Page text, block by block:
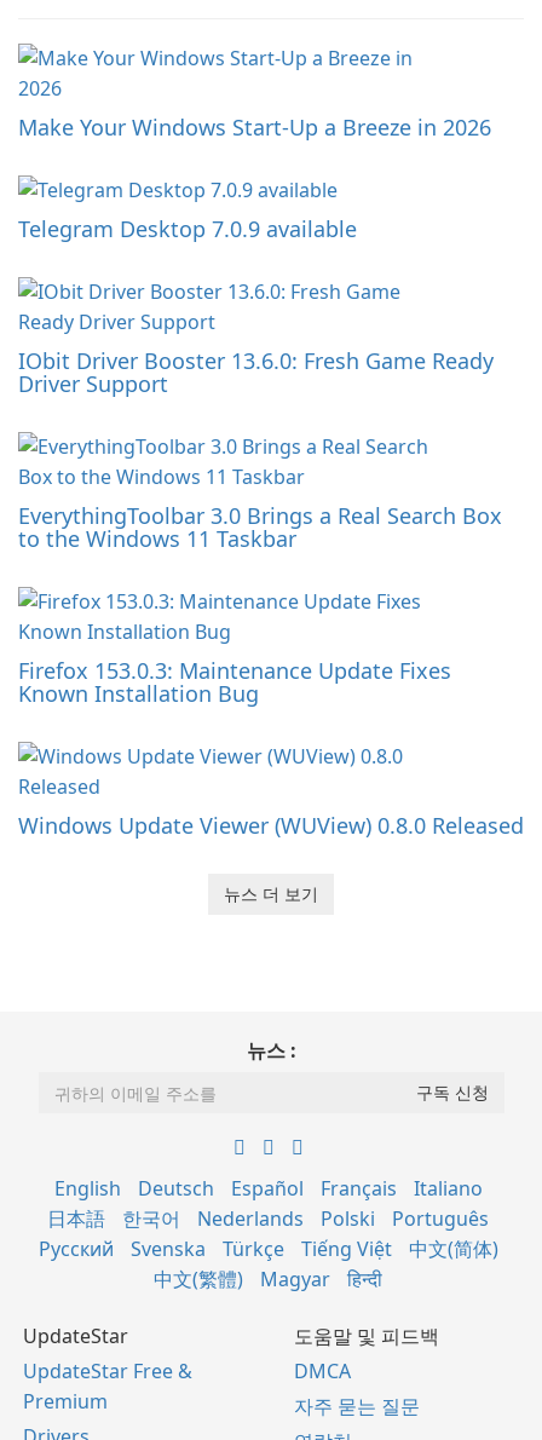
Make Your Windows Start-Up a Breeze in 2026
Telegram Desktop 7.0.9 available
IObit Driver Booster 13.6.0: Fresh Game Ready
Driver Support
EverythingToolbar 3.0 Brings a Real Search Box
to the Windows 11 Taskbar
Firefox 153.0.3: Maintenance Update Fixes
Known Installation Bug
Windows Update Viewer (WUView) 0.8.0 Released
뉴스 더 보기
뉴스 :
English Deutsch Español Français
Italiano
日本語
한국어 Nederlands Polski
Português
Русский
Svenska Türkçe Tiếng Việt
中文(简体)
中文(繁體)
Magyar हिन्दी
UpdateStar
UpdateStar Free &
Premium
도움말 및 피드백
DMCA
자주 묻는 질문